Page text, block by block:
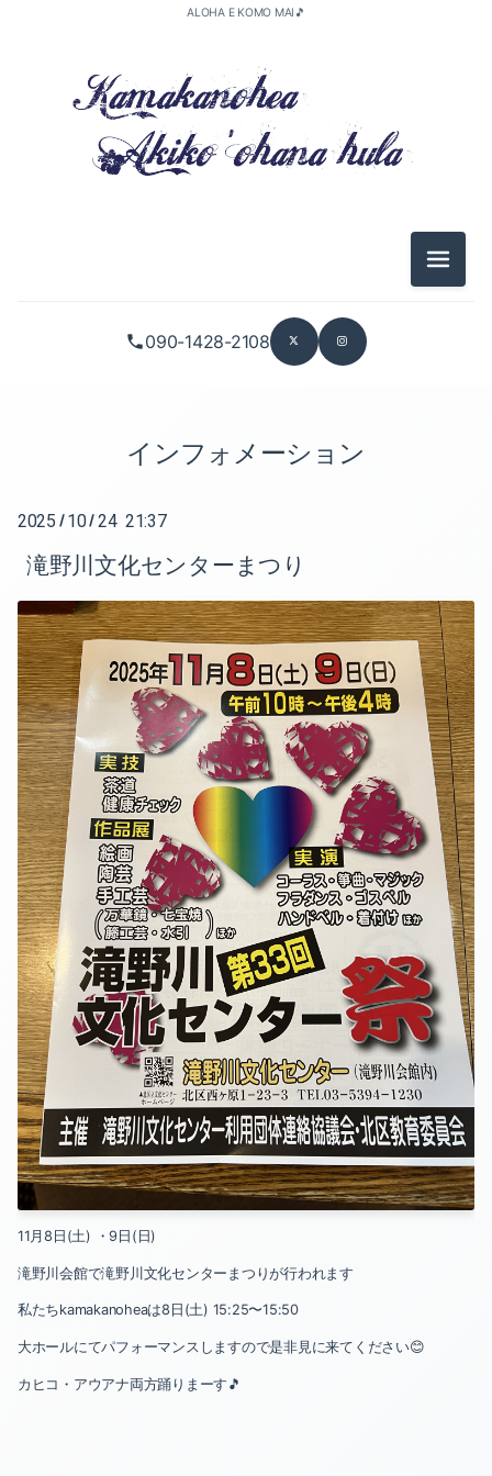
090-1428-2108
ALOHA E KOMO MAI🎵
2025-11（1）
2025-09（2）
2025-04（1）
2024-12（1）
2024-11（1）
2024-10（5）
2024-06（1）
2024-05（1）
2024-04（1）
2024-03（1）
2024-02（1）
2024-01（3）
2023-12（1）
2023-10（2）
2023-08（1）
メニュ
インフォメーション
2025 / 10/ 24 21:37
滝野川文化センターまつり
11月8日(土) ・9日(日)
滝野川会館で滝野川文化センターまつりが行われます
私たちkamakanoheaは8日(土) 15:25〜15:50
大ホールにてパフォーマンスしますので是非見に来てください😊
カヒコ・アウアナ両方踊りまーす🎵